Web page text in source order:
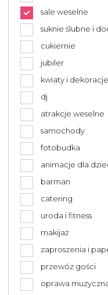
sale weselne
suknie ślubne i
cukiernie
jubiler
kwiaty i dekoracje
dj
atrakcje weselne
samochody
fotobudka
animacje dla
barman
catering
uroda i fitness
makijaż
zaproszenia i
przewóz gości
oprawa